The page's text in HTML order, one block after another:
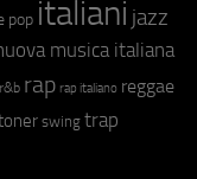
pop italiani jazz
musica italiana
r&b rap rap italiano reggae
swing trap